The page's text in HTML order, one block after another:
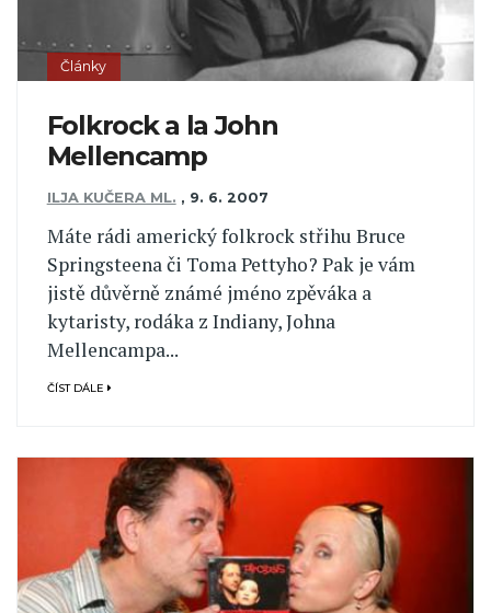
Články
Folkrock a la John
Mellencamp
ILJA KUČERA ML. , 9. 6. 2007
Máte rádi americký folkrock střihu Bruce
Springsteena či Toma Pettyho? Pak je vám
jistě důvěrně známé jméno zpěváka a
kytaristy, rodáka z Indiany, Johna
Mellencampa...
ČÍST DÁLE